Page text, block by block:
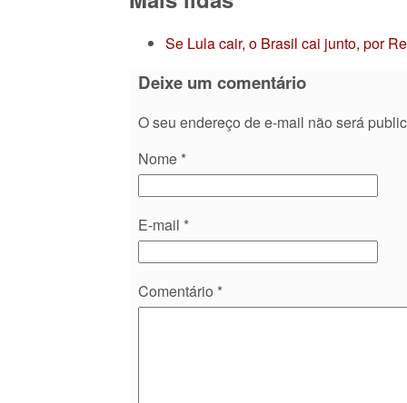
Se Lula cair, o Brasil cai junto, por
Deixe um comentário
O seu endereço de e-mail não será
Nome *
E-mail *
Comentário *